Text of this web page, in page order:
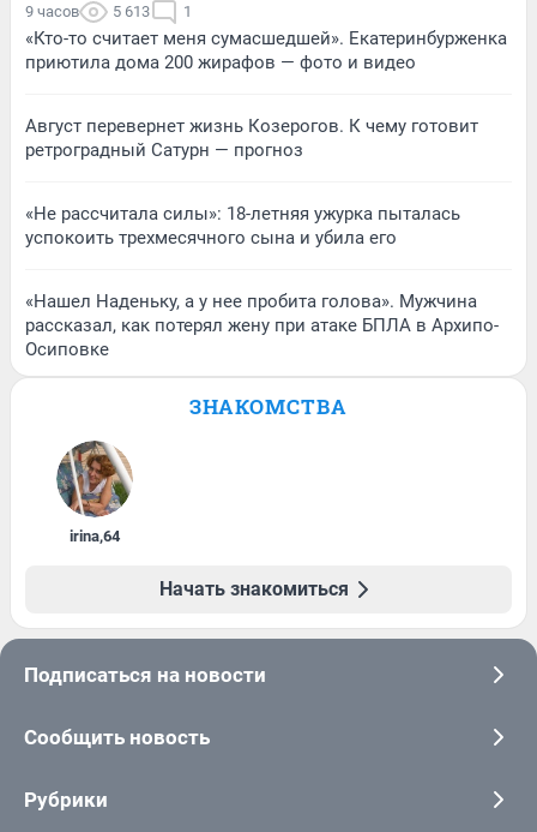
9 часов 5 613 1
«Кто-то считает меня сумасшедшей». Екатеринбурженка
приютила дома 200 жирафов — фото и видео
Август перевернет жизнь Козерогов. К чему готовит
ретроградный Сатурн — прогноз
«Не рассчитала силы»: 18-летняя ужурка пыталась
успокоить трехмесячного сына и убила его
«Нашел Наденьку, а у нее пробита голова». Мужчина
рассказал, как потерял жену при атаке БПЛА в Архипо-
Осиповке
ЗНАКОМСТВА
irina,64
Начать знакомиться
Подписаться на новости
Сообщить новость
Рубрики